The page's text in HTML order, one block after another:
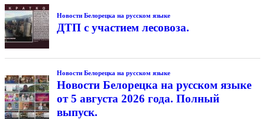
Новости Белорецка на русском языке
ДТП с участием лесовоза.
Новости Белорецка на русском языке
Новости Белорецка на русском языке
от 5 августа 2026 года. Полный
выпуск.